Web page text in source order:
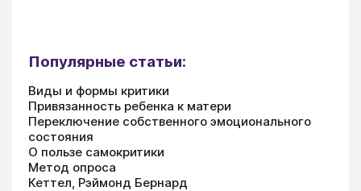
Популярные статьи:
Виды и формы критики
Привязанность ребенка к матери
Переключение собственного эмоционального
состояния
О пользе самокритики
Метод опроса
Кеттел, Рэймонд Бернард